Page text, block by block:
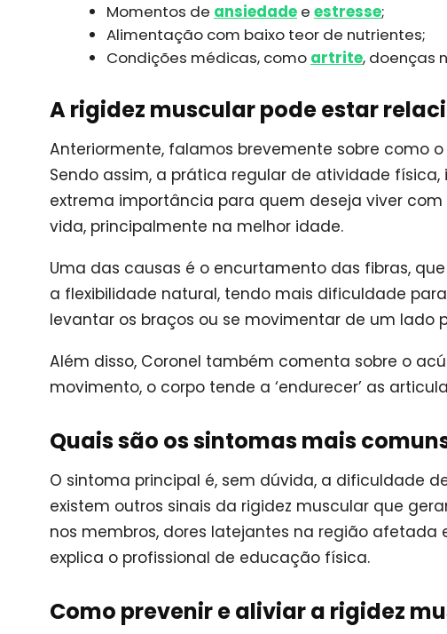
Momentos de ansiedade e estresse;
Alimentação com baixo teor de nutrientes;
Condições médicas, como artrite, doenças
A rigidez muscular pode estar
Anteriormente, falamos brevemente sobre como
Sendo assim, a prática regular de atividade
extrema importância para quem deseja viver
vida, principalmente na melhor idade.
Uma das causas é o encurtamento das fibras,
a flexibilidade natural, tendo mais dificuldade
levantar os braços ou se movimentar de um lado
Além disso, Coronel também comenta sobre o
movimento, o corpo tende a ‘endurecer’ as
Quais são os sintomas mais
O sintoma principal é, sem dúvida, a dificuldade
existem outros sinais da rigidez muscular que
nos membros, dores latejantes na região
explica o profissional de educação física.
Como prevenir e aliviar a rigidez